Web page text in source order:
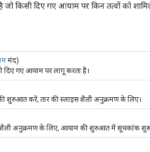
किसी दिए गए आयाम पर किन तत्वों को
मंद)
गए आयाम पर लागू करता है।
शुरुआत करें, तार की स्लाइस शैली अनुक्रमण के लिए।
अनुक्रमण के लिए, आयाम की शुरुआत में सूचकांक शुरू